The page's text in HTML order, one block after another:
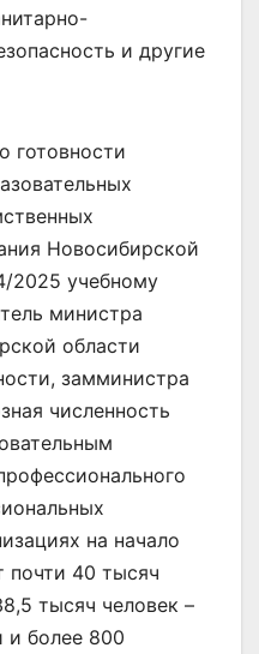
и другие
готовности
Новосибирской
2025 учебному
министра
области
замминистра
численность
на начало
почти 40 тысяч
тысяч человек –
и более 800